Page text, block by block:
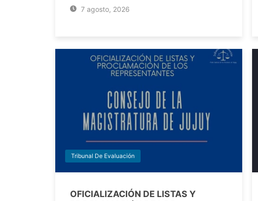
7 agosto, 2026
Tribunal De Evaluación
OFICIALIZACIÓN DE LISTAS Y